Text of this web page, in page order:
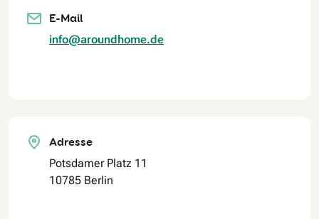
E-Mail
info@aroundhome.de
Adresse
Potsdamer Platz 11
10785 Berlin